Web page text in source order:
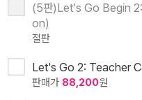
(5판)Let's Go Begin
on)
절판
Let's Go 2: Teacher
판매가 88,200원